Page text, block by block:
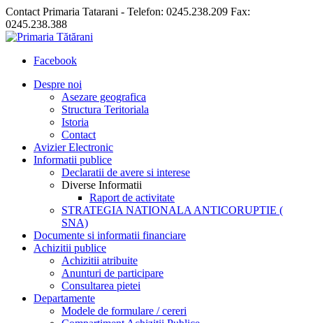
Contact Primaria Tatarani - Telefon: 0245.238.209 Fax:
0245.238.388
Facebook
Despre noi
Asezare geografica
Structura Teritoriala
Istoria
Contact
Avizier Electronic
Informatii publice
Declaratii de avere si interese
Diverse Informatii
Raport de activitate
STRATEGIA NATIONALA ANTICORUPTIE (
SNA)
Documente si informatii financiare
Achizitii publice
Achizitii atribuite
Anunturi de participare
Consultarea pietei
Departamente
Modele de formulare / cereri